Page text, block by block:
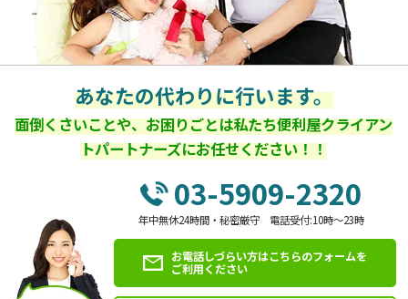
あなたの代わりに行います。
面倒くさいことや、お困りごとは私たち便利屋クライアン
トパートナーズにお任せください！！
03-5909-2320
年中無休24時間・秘密厳守 電話受付:10時～23時
お電話しづらい方はこちらのフォームを
ご利用ください